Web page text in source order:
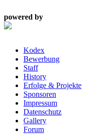
powered by
Kodex
Bewerbung
Staff
History
Erfolge & Projekte
Sponsoren
Impressum
Datenschutz
Gallery
Forum